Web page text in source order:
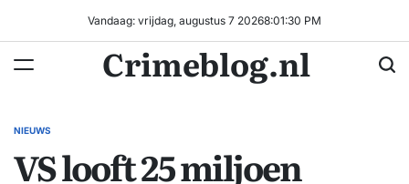
inhoud
Vandaag: vrijdag, augustus 7 20268:01:31 PM
Crimeblog.nl
GEPLAATST
NIEUWS
VS looft 25 miljoen